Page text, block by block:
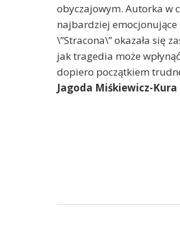
obyczajowym. Autorka w
najbardziej emocjonujące
\”Stracona\” okazała się
jak tragedia może
dopiero początkiem
Jagoda Miśkiewicz-Kura